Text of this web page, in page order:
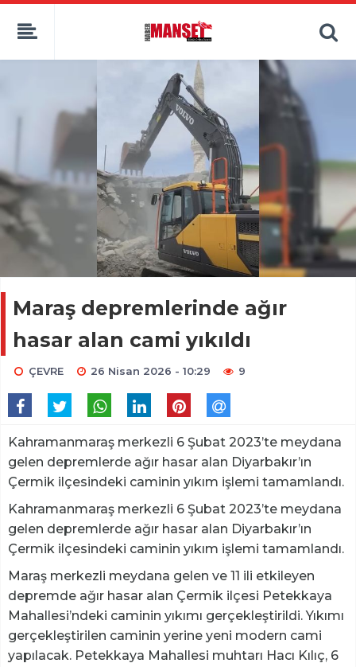
Maraş depremlerinde ağır
hasar alan cami yıkıldı
ÇEVRE 26 Nisan 2026 - 10:29 9
Kahramanmaraş merkezli 6 Şubat 2023’te meydana
gelen depremlerde ağır hasar alan Diyarbakır’ın
Çermik ilçesindeki caminin yıkım işlemi tamamlandı.
Kahramanmaraş merkezli 6 Şubat 2023’te meydana
gelen depremlerde ağır hasar alan Diyarbakır’ın
Çermik ilçesindeki caminin yıkım işlemi tamamlandı.
Maraş merkezli meydana gelen ve 11 ili etkileyen
depremde ağır hasar alan Çermik ilçesi Petekkaya
Mahallesi’ndeki caminin yıkımı gerçekleştirildi. Yıkımı
gerçekleştirilen caminin yerine yeni modern cami
yapılacak. Petekkaya Mahallesi muhtarı Hacı Kılıç, 6